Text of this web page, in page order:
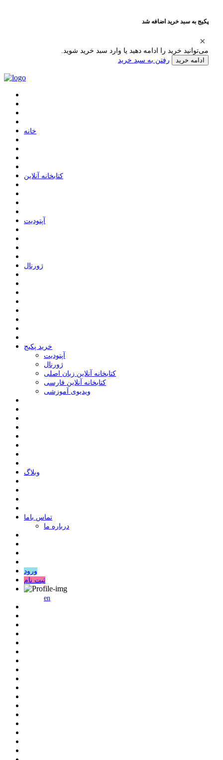
پکیج به سبد خرید اضافه شد
می‌توانید خرید را ادامه دهید یا وارد سبد خرید شوید.
ادامه خرید رفتن به سبد خرید
ﺧﺎﻧﻪ
ﮐﺘﺎﺑﺨﺎﻧﻪ ﺁﻧﻼﯾﻦ
ﺁﭘﺘﻮﺩﯾﺖ
ﮊﻭﺭﻧﺎﻝ
خرید پکیج
ﺁﭘﺘﻮﺩﯾﺖ
ﮊﻭﺭﻧﺎﻝ
کتابخانه آنلاین زبان اصلی
کتابخانه آنلاین فارسی
ویدیوی آموزشی
وبلاگ
ﺗﻤﺎﺱ ﺑﺎﻣﺎ
درباره ما
ورود
ثبت نام
en